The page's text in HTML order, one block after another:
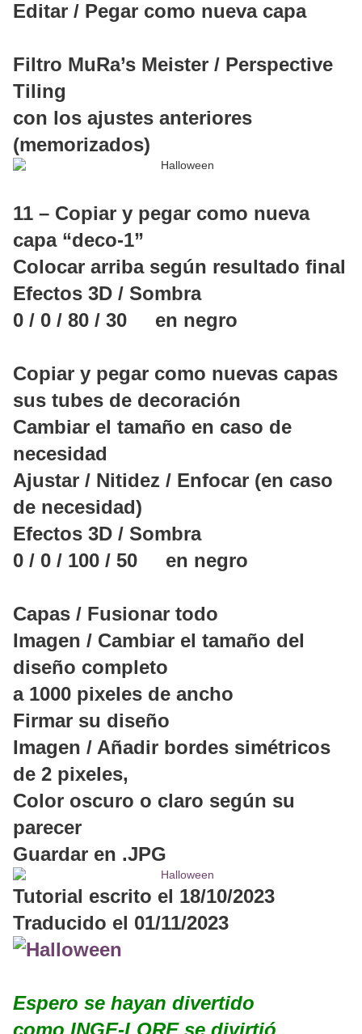
Editar / Pegar como nueva capa
Filtro MuRa’s Meister / Perspective
Tiling
con los ajustes anteriores
(memorizados)
11 – Copiar y pegar como nueva
capa “deco-1”
Colocar arriba según resultado final
Efectos 3D / Sombra
0 / 0 / 80 / 30 en negro
Copiar y pegar como nuevas capas
sus tubes de decoración
Cambiar el tamaño en caso de
necesidad
Ajustar / Nitidez / Enfocar (en caso
de necesidad)
Efectos 3D / Sombra
0 / 0 / 100 / 50 en negro
Capas / Fusionar todo
Imagen / Cambiar el tamaño del
diseño completo
a 1000 pixeles de ancho
Firmar su diseño
Imagen / Añadir bordes simétricos
de 2 pixeles,
Color oscuro o claro según su
parecer
Guardar en .JPG
Tutorial escrito el 18/10/2023
Traducido el 01/11/2023
Espero se hayan divertido